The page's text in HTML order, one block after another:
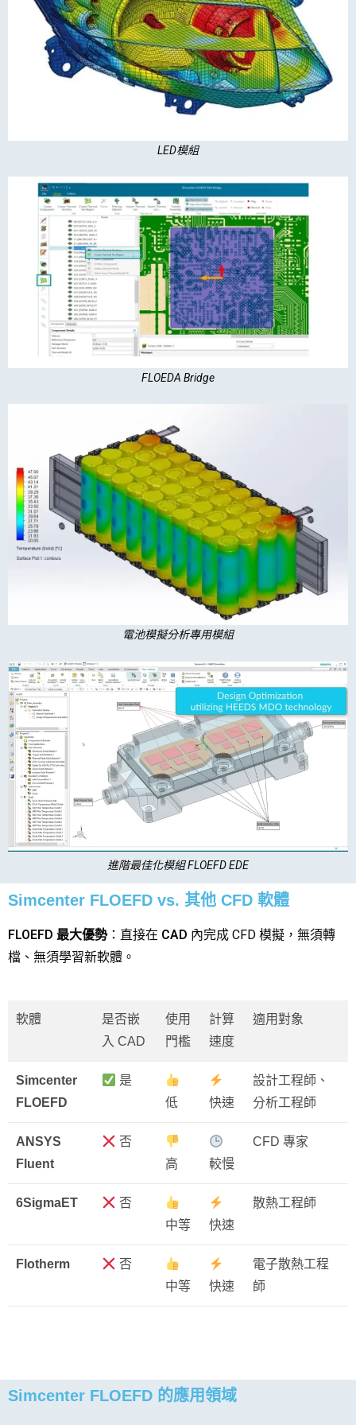
LED模組
FLOEDA Bridge
電池模擬分析專用模組
進階最佳化模組 FLOEFD EDE
Simcenter FLOEFD vs. 其他 CFD 軟體
FLOEFD 最大優勢：直接在 CAD 內完成 CFD 模擬，無須轉
檔、無須學習新軟體。
軟體
是否嵌
入 CAD
使用
門檻
計算
速度
適用對象
Simcenter
FLOEFD
是
低
快速
設計工程師、
分析工程師
ANSYS
Fluent
否
高
較慢
CFD 專家
6SigmaET
否
中等
快速
散熱工程師
Flotherm
否
中等
快速
電子散熱工程
師
Simcenter FLOEFD 的應用領域